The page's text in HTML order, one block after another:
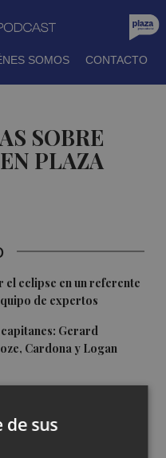
SOMOS CONTACTO
SOBRE
PLAZA
eclipse en un referente
de expertos
Gerard
Cardona y Logan
contrato del transporte
de sus